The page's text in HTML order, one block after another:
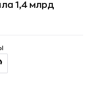
1,4 млрд